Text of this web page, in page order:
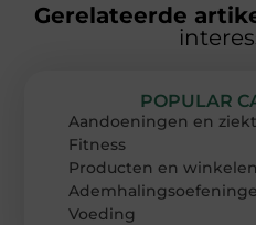
Gerelateerde
POPULAR
Aandoeningen en
Fitness
Producten en winkelen
Voeding